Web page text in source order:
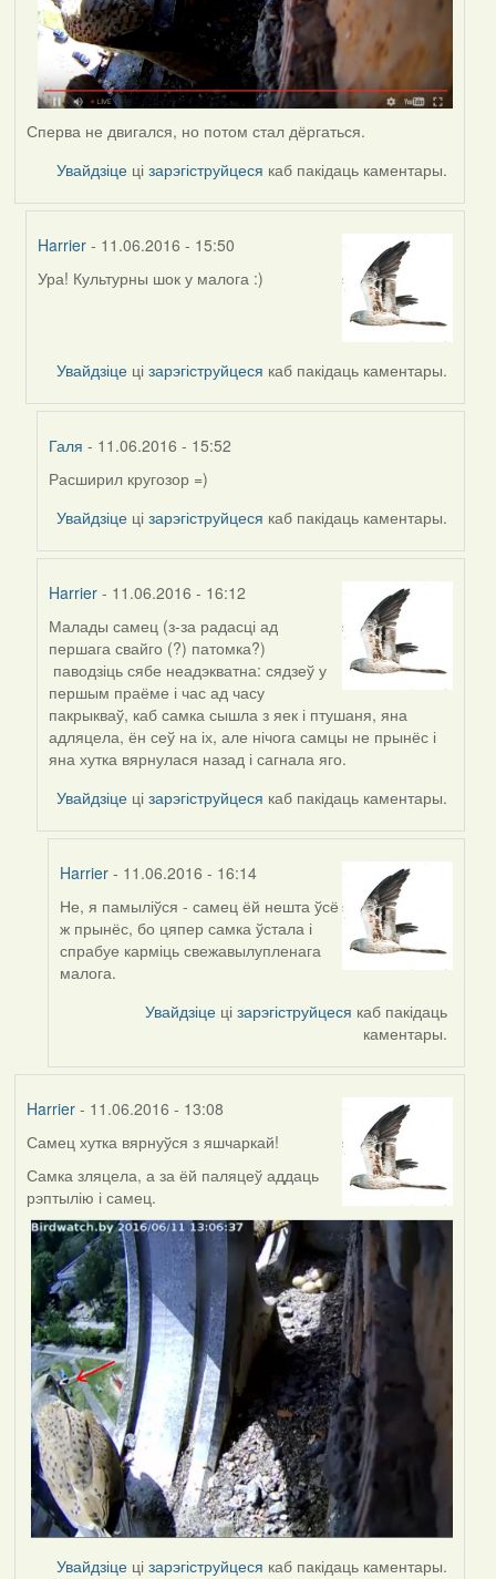
Сперва не двигался, но потом стал дёргаться.
Увайдзіце цізарэгіструйцеся каб пакідаць каментары.
Harrier - 11.06.2016 - 15:50
In
Галя
Ура! Культурны шок у малога :)
Увайдзіце цізарэгіструйцеся каб пакідаць каментары.
Галя - 11.06.2016 - 15:52
In
reply
by
Расширил кругозор =)
Увайдзіце цізарэгіструйцеся каб пакідаць каментары.
Harrier - 11.06.2016 - 16:12
In
reply
to
by
Harrier
Малады самец (з-за радасці ад
першага свайго (?) патомка?)
паводзіць сябе неадэкватна: сядзеў у
першым праёме і час ад часу
пакрыкваў, каб самка сышла з яек і птушаня, яна
адляцела, ён сеў на іх, але нічога самцы не прынёс і
яна хутка вярнулася назад і сагнала яго.
Увайдзіце цізарэгіструйцеся каб пакідаць каментары.
Harrier- 11.06.2016 - 16:14
In
reply
to
by
Не, я памыліўся - самец ёй нешта ўсё
ж прынёс, бо цяпер самка ўстала і
спрабуе карміць свежавылупленага
малога.
Увайдзіце цізарэгіструйцеся каб пакідаць
каментары.
Harrier- 11.06.2016 - 13:08
Самец хутка вярнуўся з яшчаркай!
Самка зляцела, а за ёй паляцеў аддаць
рэптылію і самец.
Увайдзіце цізарэгіструйцеся каб пакідаць каментары.